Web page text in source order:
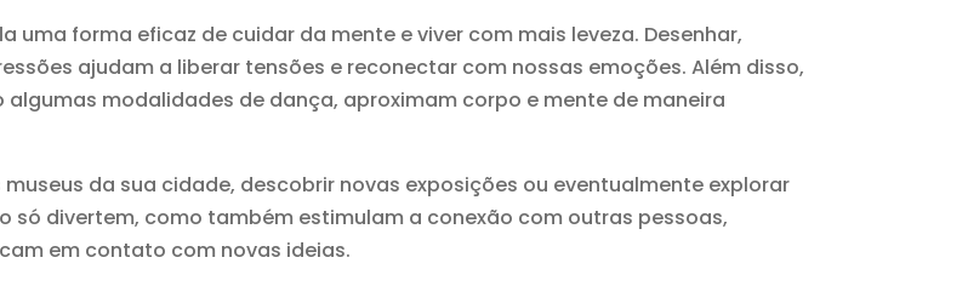
uma forma eficaz de cuidar da mente e viver com mais leveza. Desenhar,
ajudam a liberar tensões e reconectar com nossas emoções. Além disso,
modalidades de dança, aproximam corpo e mente de maneira
da sua cidade, descobrir novas exposições ou eventualmente explorar
só divertem, como também estimulam a conexão com outras pessoas,
em contato com novas ideias.